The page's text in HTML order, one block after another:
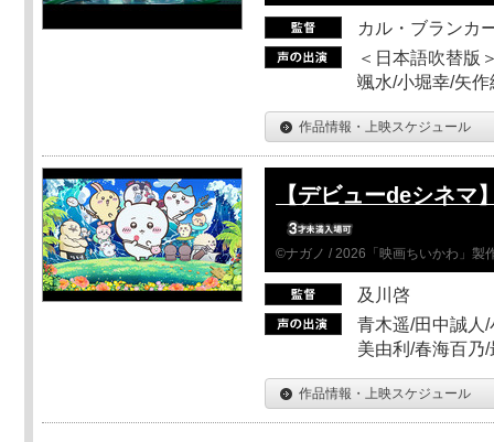
カル・ブランカ
＜日本語吹替版
颯水/小堀幸/矢作
作品情報・上映スケジュール
【デビューdeシネマ
©ナガノ / 2026「映画ちいかわ」製
及川啓
青木遥/田中誠人
美由利/春海百乃
作品情報・上映スケジュール